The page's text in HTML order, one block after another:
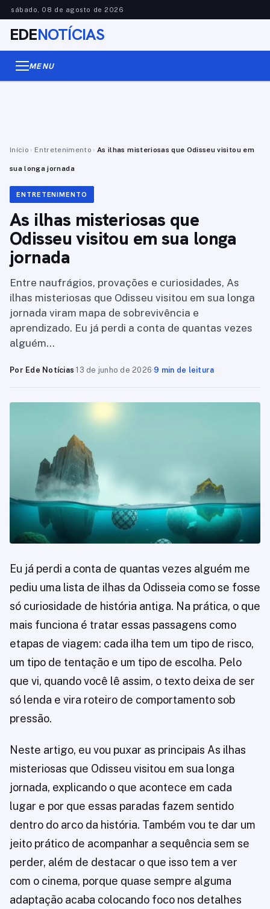
sábado, 08 de agosto de 2026
EDENOTÍCIAS
MENU
Início › Entretenimento › As ilhas misteriosas que Odisseu visitou em
sua longa jornada
ENTRETENIMENTO
As ilhas misteriosas que
Odisseu visitou em sua longa
jornada
Entre naufrágios, provações e curiosidades, As
ilhas misteriosas que Odisseu visitou em sua longa
jornada viram mapa de sobrevivência e
aprendizado. Eu já perdi a conta de quantas vezes
alguém…
Por Ede Notícias·13 de junho de 2026·9 min de leitura
Eu já perdi a conta de quantas vezes alguém me
pediu uma lista de ilhas da Odisseia como se fosse
só curiosidade de história antiga. Na prática, o que
mais funciona é tratar essas passagens como
etapas de viagem: cada ilha tem um tipo de risco,
um tipo de tentação e um tipo de escolha. Pelo
que vi, quando você lê assim, o texto deixa de ser
só lenda e vira roteiro de comportamento sob
pressão.
Neste artigo, eu vou puxar as principais As ilhas
misteriosas que Odisseu visitou em sua longa
jornada, explicando o que acontece em cada
lugar e por que essas paradas fazem sentido
dentro do arco da história. Também vou te dar um
jeito prático de acompanhar a sequência sem se
perder, além de destacar o que isso tem a ver
com o cinema, porque quase sempre alguma
adaptação acaba colocando foco nos detalhes